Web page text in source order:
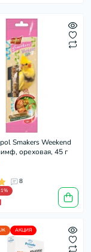
Smakers Weekend
ореховая, 45 г
8
АКЦИЯ